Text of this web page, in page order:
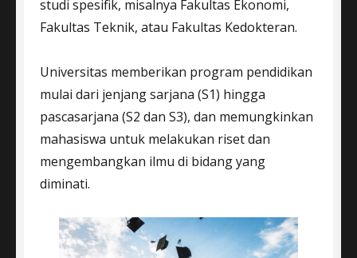
studi spesifik, misalnya Fakultas Ekonomi,
Fakultas Teknik, atau Fakultas Kedokteran.
Universitas memberikan program pendidikan
mulai dari jenjang sarjana (S1) hingga
pascasarjana (S2 dan S3), dan memungkinkan
mahasiswa untuk melakukan riset dan
mengembangkan ilmu di bidang yang
diminati.